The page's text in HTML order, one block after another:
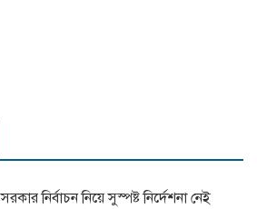
সরকার নির্বাচন নিয়ে সুস্পষ্ট নির্দেশনা নেই